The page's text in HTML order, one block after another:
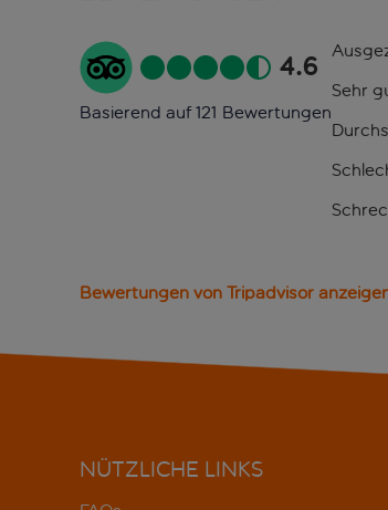
4.6
Basierend auf 121 Bewertungen
Sehr
Bewertungen von Tripadvisor
NÜTZLICHE LINKS